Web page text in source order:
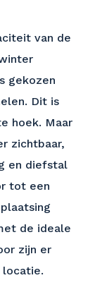
van de
gekozen
Dit is
hoek. Maar
zichtbaar,
en diefstal
tot een
de ideale
zijn er
locatie.